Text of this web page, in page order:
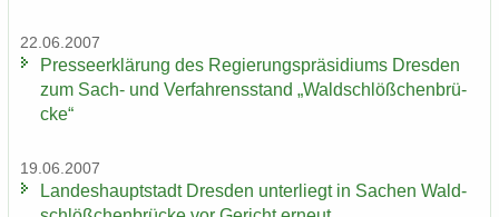
22.06.2007
Pres­se­er­klä­rung des Re­gie­rungs­prä­si­di­ums Dres­den
zum Sach- und Ver­fah­rens­stand „Wald­schlöß­chen­brü­
cke“
19.06.2007
Lan­des­haupt­stadt Dres­den un­ter­liegt in Sa­chen Wald­